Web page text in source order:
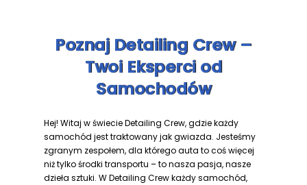
Poznaj Detailing Crew –
Twoi Eksperci od
Samochodów
Hej! Witaj w świecie Detailing Crew, gdzie każdy
samochód jest traktowany jak gwiazda. Jesteśmy
zgranym zespołem, dla którego auta to coś więcej
niż tylko środki transportu – to nasza pasja, nasze
dzieła sztuki. W Detailing Crew każdy samochód,